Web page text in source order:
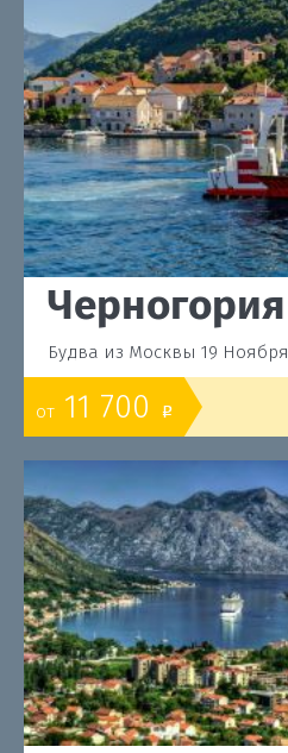
Черногория
Будва из Москвы 19 Ноября
от 11 700 o